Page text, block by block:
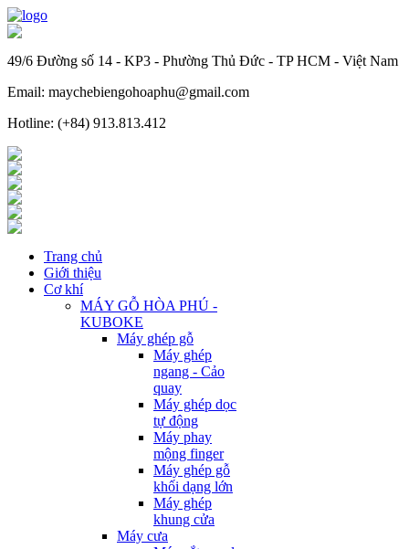
49/6 Đường số 14 - KP3 - Phường Thủ Đức - TP HCM - Việt Nam
Email: maychebiengohoaphu@gmail.com
Hotline: (+84) 913.813.412
Trang chủ
Giới thiệu
Cơ khí
MÁY GỖ HÒA PHÚ -
KUBOKE
Máy ghép gỗ
Máy ghép
ngang - Cảo
quay
Máy ghép dọc
tự động
Máy phay
mộng finger
Máy ghép gỗ
khối dạng lớn
Máy ghép
khung cửa
Máy cưa